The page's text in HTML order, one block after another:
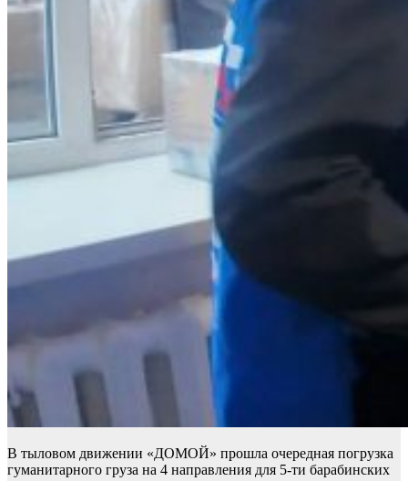
В тыловом движении «ДОМОЙ» прошла очередная погрузка
гуманитарного груза на 4 направления для 5-ти барабинских